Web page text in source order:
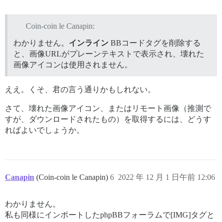
Coin-coin le Canapin:
わかりません。 インライン BBコードタグを削除する
と、画像URLがプレーンテキストで表示され、壊れた
画像アイコンは使用されません。
ええ。くそ、君の言う通りかもしれない。
さて、壊れた画像アイコン、またはリモート画像（推測で
すが、ダウンロードされたもの）を取得するには、どうす
ればよいでしょうか。
Canapin (Coin-coin le Canapin) 2022 年 12 月 1 日午前 12:06
6
わかりません。
私も同様にインポートしたphpBBフォーラムで[IMG]タグと